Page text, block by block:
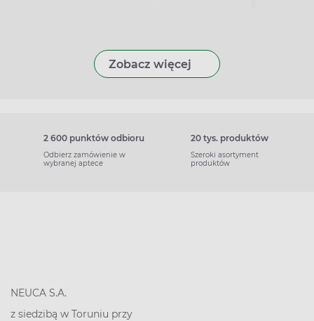
Zobacz więcej
2 600 punktów odbioru
Odbierz zamówienie w
wybranej aptece
20 tys. produktów
Szeroki asortyment
produktów
NEUCA S.A.
z siedzibą w Toruniu przy